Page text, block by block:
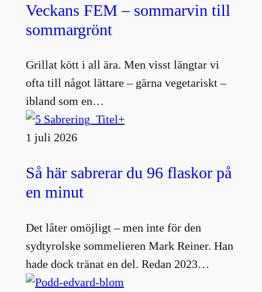
Veckans FEM – sommarvin till
sommargrönt
Grillat kött i all ära. Men visst längtar vi
ofta till något lättare – gärna vegetariskt –
ibland som en…
1 juli 2026
Så här sabrerar du 96 flaskor på
en minut
Det låter omöjligt – men inte för den
sydtyrolske sommelieren Mark Reiner. Han
hade dock tränat en del. Redan 2023…